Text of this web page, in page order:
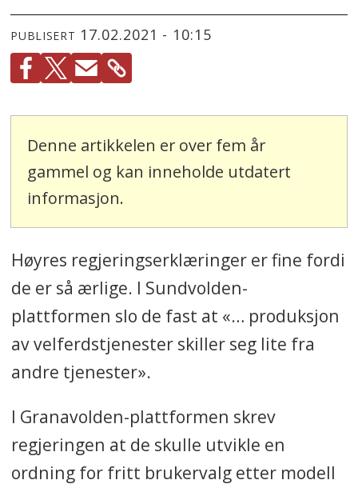
PUBLISERT 17.02.2021 - 10:15
Denne artikkelen er over fem år
gammel og kan inneholde utdatert
informasjon.
Høyres regjeringserklæringer er fine fordi
de er så ærlige. I Sundvolden-
plattformen slo de fast at «… produksjon
av velferdstjenester skiller seg lite fra
andre tjenester».
I Granavolden-plattformen skrev
regjeringen at de skulle utvikle en
ordning for fritt brukervalg etter modell